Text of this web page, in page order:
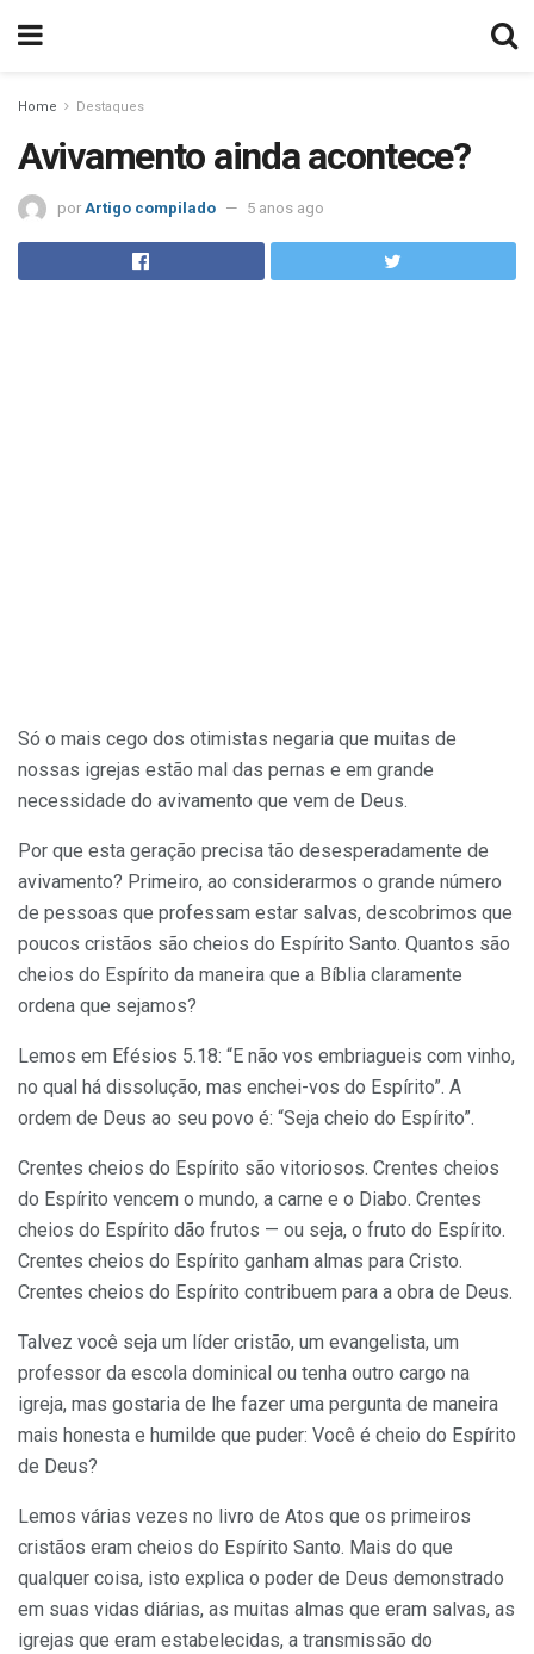
Home Destaques
Avivamento ainda acontece?
por Artigo compilado 5 anos ago
Só o mais cego dos otimistas negaria que muitas de
nossas igrejas estão mal das pernas e em grande
necessidade do avivamento que vem de Deus.
Por que esta geração precisa tão desesperadamente de
avivamento? Primeiro, ao considerarmos o grande número
de pessoas que professam estar salvas, descobrimos que
poucos cristãos são cheios do Espírito Santo. Quantos são
cheios do Espírito da maneira que a Bíblia claramente
ordena que sejamos?
Lemos em Efésios 5.18: “E não vos embriagueis com vinho,
no qual há dissolução, mas enchei-vos do Espírito”. A
ordem de Deus ao seu povo é: “Seja cheio do Espírito”.
Crentes cheios do Espírito são vitoriosos. Crentes cheios
do Espírito vencem o mundo, a carne e o Diabo. Crentes
cheios do Espírito dão frutos — ou seja, o fruto do Espírito.
Crentes cheios do Espírito ganham almas para Cristo.
Crentes cheios do Espírito contribuem para a obra de Deus.
Talvez você seja um líder cristão, um evangelista, um
professor da escola dominical ou tenha outro cargo na
igreja, mas gostaria de lhe fazer uma pergunta de maneira
mais honesta e humilde que puder: Você é cheio do Espírito
de Deus?
Lemos várias vezes no livro de Atos que os primeiros
cristãos eram cheios do Espírito Santo. Mais do que
qualquer coisa, isto explica o poder de Deus demonstrado
em suas vidas diárias, as muitas almas que eram salvas, as
igrejas que eram estabelecidas, a transmissão do